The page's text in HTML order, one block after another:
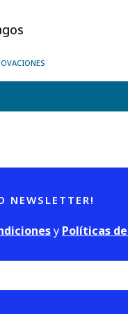
NEWSLETTER!
y Políticas